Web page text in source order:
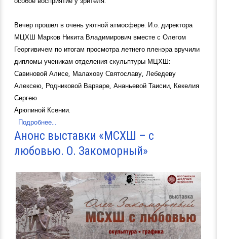
Вечер прошел в очень уютной атмосфере. И.о. директора
МЦХШ Марков Никита Владимирович вместе с Олегом
Георгивичем по итогам просмотра летнего пленэра вручили
дипломы ученикам отделения скульптуры МЦХШ:
Савиновой Алисе, Малахову Святославу, Лебедеву
Алексею, Родниковой Варваре, Ананьевой Таисии, Кекелия
Сергею
Арюпиной Ксении.
Подробнее...
Анонс выставки «МСХШ – с
любовью. О. Закоморный»